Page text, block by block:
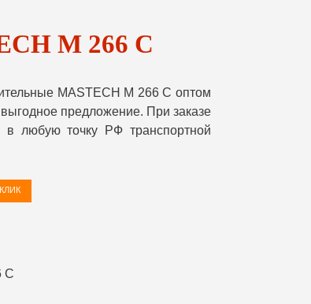
M 266 C
MASTECH M 266 C оптом
предложение. При заказе
любую точку РФ транспортной